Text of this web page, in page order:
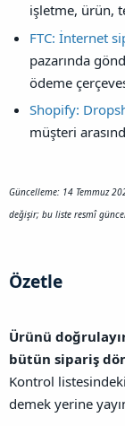
işletme, ürün,
FTC: İnternet
pazarında
ödeme
Shopify:
müşteri
Güncelleme: 14 Temmuz
değişir; bu liste resmî
Özetle​
Ürünü
bütün sipariş
Kontrol
demek yerine